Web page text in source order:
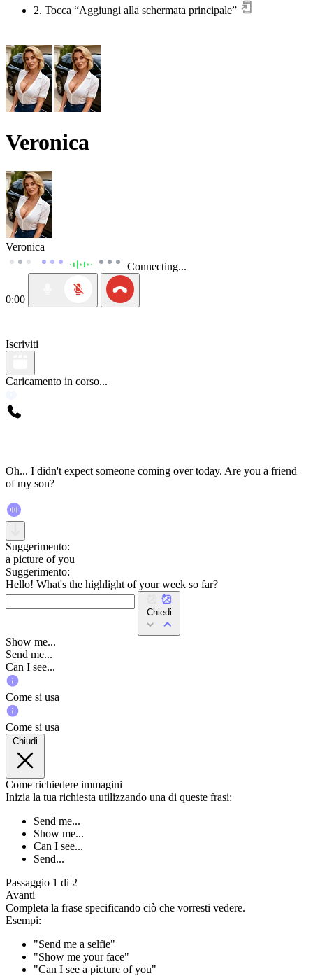
2. Tocca “Aggiungi alla schermata principale”
Veronica
Veronica
Connecting...
0:00
Iscriviti
Caricamento in corso...
Oh... I didn't expect someone coming over today. Are you a friend
of my son?
Suggerimento:
a picture of you
Suggerimento:
Hello! What's the highlight of your week so far?
Chiedi
Show me...
Send me...
Can I see...
Come si usa
Come si usa
Chiudi
Come richiedere immagini
Inizia la tua richiesta utilizzando una di queste frasi:
Send me...
Show me...
Can I see...
Send...
Passaggio 1 di 2
Avanti
Completa la frase specificando ciò che vorresti vedere.
Esempi:
"Send me a selfie"
"Show me your face"
"Can I see a picture of you"